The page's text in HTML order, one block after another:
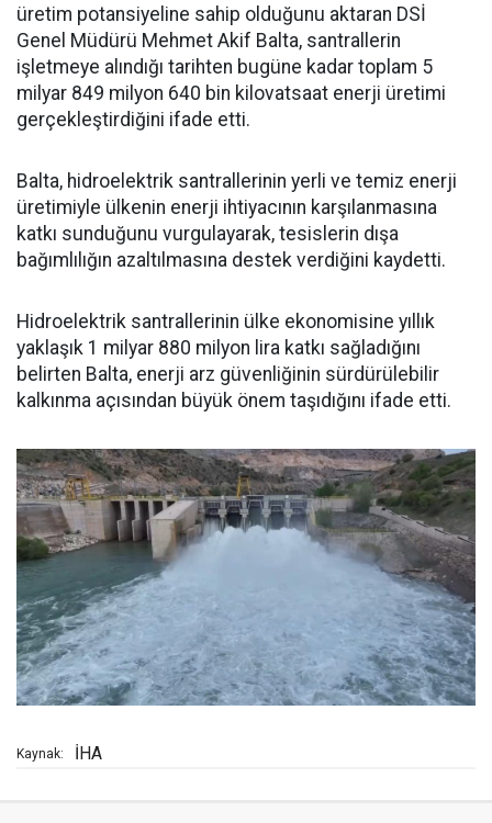
üretim potansiyeline sahip olduğunu aktaran DSİ
Genel Müdürü Mehmet Akif Balta, santrallerin
işletmeye alındığı tarihten bugüne kadar toplam 5
milyar 849 milyon 640 bin kilovatsaat enerji üretimi
gerçekleştirdiğini ifade etti.
Balta, hidroelektrik santrallerinin yerli ve temiz enerji
üretimiyle ülkenin enerji ihtiyacının karşılanmasına
katkı sunduğunu vurgulayarak, tesislerin dışa
bağımlılığın azaltılmasına destek verdiğini kaydetti.
Hidroelektrik santrallerinin ülke ekonomisine yıllık
yaklaşık 1 milyar 880 milyon lira katkı sağladığını
belirten Balta, enerji arz güvenliğinin sürdürülebilir
kalkınma açısından büyük önem taşıdığını ifade etti.
Kaynak: İHA